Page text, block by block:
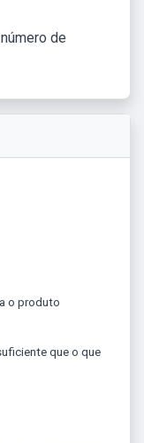
de
o produto
que o que